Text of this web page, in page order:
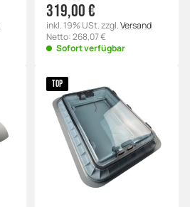
319,00 €
inkl. 19% USt. zzgl.Versand
Netto: 268,07 €
Sofort verfügbar
TOP